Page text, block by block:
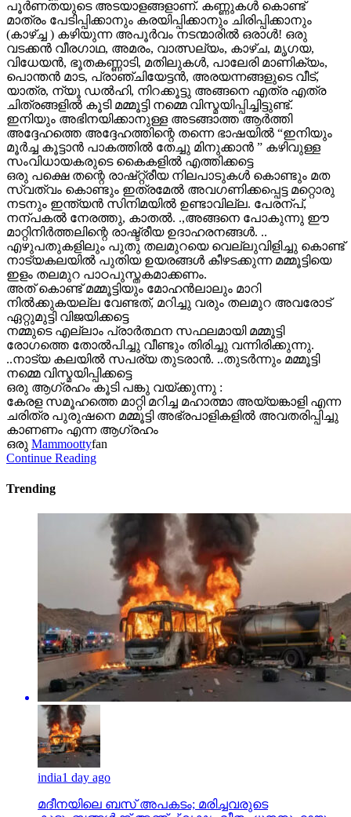
പൂർണതയുടെ അടയാളങ്ങളാണ്. കണ്ണുകൾ കൊണ്ട്
മാത്രം പേടിപ്പിക്കാനും കരയിപ്പിക്കാനും ചിരിപ്പിക്കാനും
(കാഴ്ച്ച ) കഴിയുന്ന അപൂർവം നടന്മാരിൽ ഒരാൾ! ഒരു
വടക്കൻ വീരഗാഥ, അമരം, വാത്സല്യം, കാഴ്ച, മൃഗയ,
വിധേയൻ, ഭൂതകണ്ണാടി, മതിലുകൾ, പാലേരി മാണിക്യം,
പൊന്തൻ മാട, പ്രാഞ്ചിയേട്ടൻ, അരയന്നങ്ങളുടെ വീട്,
യാത്ര, ന്യൂ ഡൽഹി, നിറക്കൂട്ടു അങ്ങനെ എത്ര എത്ര
ചിത്രങ്ങളിൽ കൂടി മമ്മൂട്ടി നമ്മെ വിസ്മയിപ്പിച്ചിട്ടുണ്ട്.
ഇനിയും അഭിനയിക്കാനുള്ള അടങ്ങാത്ത ആർത്തി
അദ്ദേഹത്തെ അദ്ദേഹത്തിന്റെ തന്നെ ഭാഷയിൽ “ഇനിയും
മൂർച്ച കൂട്ടാൻ പാകത്തിൽ തേച്ചു മിനുക്കാൻ ” കഴിവുള്ള
സംവിധായകരുടെ കൈകളിൽ എത്തിക്കട്ടെ
ഒരു പക്ഷെ തന്റെ രാഷ്റ്റ്രീയ നിലപാടുകൾ കൊണ്ടും മത
സ്വത്വം കൊണ്ടും ഇത്രമേൽ അവഗണിക്കപ്പെട്ട മറ്റൊരു
നടനും ഇന്ത്യൻ സിനിമയിൽ ഉണ്ടാവില്ല. പേരന്പ്,
നന്പകൽ നേരത്തു, കാതൽ. .,അങ്ങനെ പോകുന്നു ഈ
മാറ്റിനിർത്തലിന്റെ രാഷ്ട്രീയ ഉദാഹരനങ്ങൾ. ..
എഴുപതുകളിലും പുതു തലമുറയെ വെല്ലുവിളിച്ചു കൊണ്ട്
നാട്യകലയിൽ പുതിയ ഉയരങ്ങൾ കീഴടക്കുന്ന മമ്മൂട്ടിയെ
ഇളം തലമുറ പാഠപുസ്തകമാക്കണം.
അത് കൊണ്ട് മമ്മൂട്ടിയും മോഹൻലാലും മാറി
നിൽക്കുകയല്ല വേണ്ടത്, മറിച്ചു വരും തലമുറ അവരോട്
ഏറ്റുമുട്ടി വിജയിക്കട്ടെ
നമ്മുടെ എല്ലാം പ്രാർത്ഥന സഫലമായി മമ്മൂട്ടി
രോഗത്തെ തോൽപിച്ചു വീണ്ടും തിരിച്ചു വന്നിരിക്കുന്നു.
..നാട്യ കലയിൽ സപര്യ തുടരാൻ. ..തുടർന്നും മമ്മൂട്ടി
നമ്മെ വിസ്മയിപ്പിക്കട്ടെ
ഒരു ആഗ്രഹം കൂടി പങ്കു വയ്ക്കുന്നു :
കേരള സമൂഹത്തെ മാറ്റി മറിച്ച മഹാത്മാ അയ്യങ്കാളി എന്ന
ചരിത്ര പുരുഷനെ മമ്മൂട്ടി അഭ്രപാളികളിൽ അവതരിപ്പിച്ചു
കാണണം എന്ന ആഗ്രഹം
ഒരു Mammoottyfan
Continue Reading
Trending
india1 day ago
മദീനയിലെ ബസ് അപകടം; മരിച്ചവരുടെ